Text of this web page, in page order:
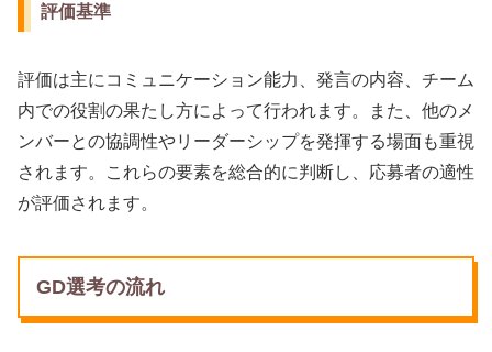
評価基準
評価は主にコミュニケーション能力、発言の内容、チーム
内での役割の果たし方によって行われます。また、他のメ
ンバーとの協調性やリーダーシップを発揮する場面も重視
されます。これらの要素を総合的に判断し、応募者の適性
が評価されます。
GD選考の流れ